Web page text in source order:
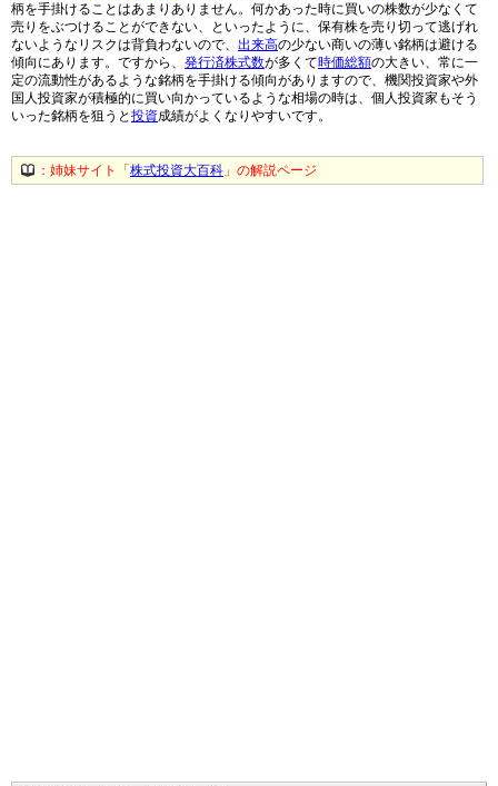
柄を手掛けることはあまりありません。何かあった時に買いの株数が少なくて
売りをぶつけることができない、といったように、保有株を売り切って逃げれ
ないようなリスクは背負わないので、 出来高の少ない商いの薄い銘柄は避ける
傾向にあります。ですから、 発行済株式数が多くて時価総額の大きい、常に一
定の流動性があるような銘柄を手掛ける傾向がありますので、機関投資家や外
国人投資家が積極的に買い向かっているような相場の時は、個人投資家もそう
いった銘柄を狙うと投資成績がよくなりやすいです。
：姉妹サイト「 株式投資大百科 」の解説ページ